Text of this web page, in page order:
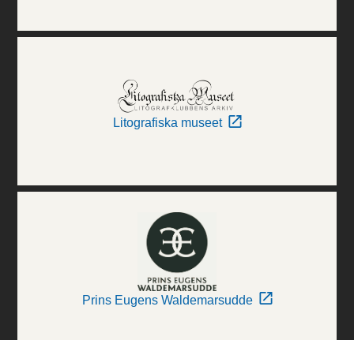
Litografiska museet
Prins Eugens Waldemarsudde